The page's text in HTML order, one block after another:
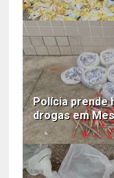
Polícia prende
drogas em